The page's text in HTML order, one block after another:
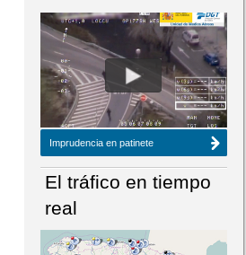
NÚMERO ACTUAL HEMEROTECA
Imprudencia en patinete
El tráfico en tiempo
real